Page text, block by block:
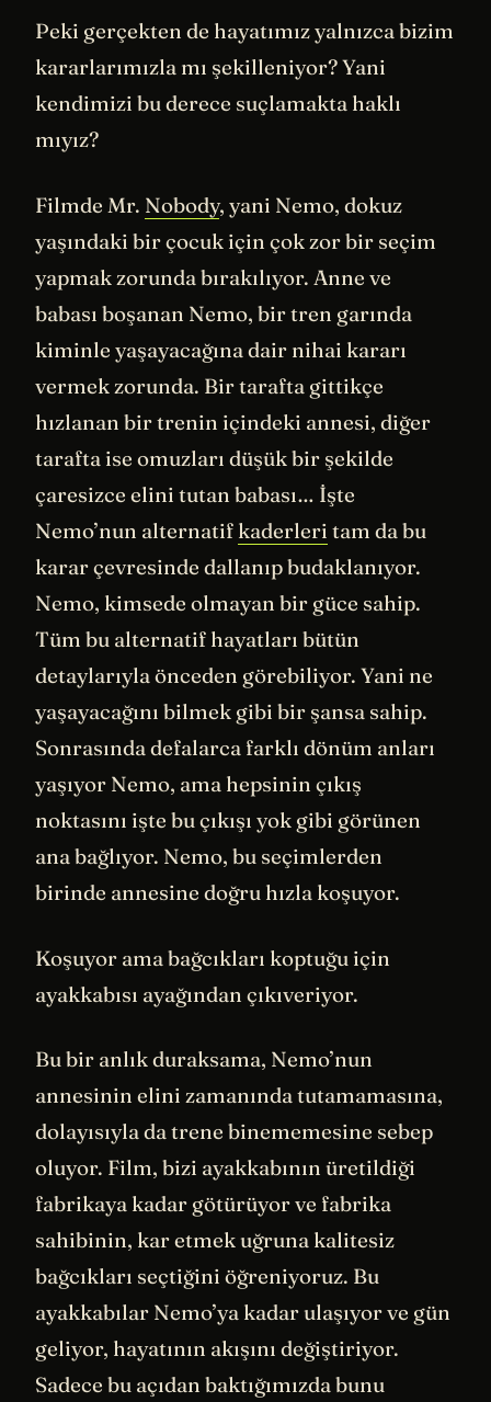
Peki gerçekten de hayatımız yalnızca bizim
kararlarımızla mı şekilleniyor? Yani
kendimizi bu derece suçlamakta haklı
mıyız?
Filmde Mr. Nobody, yani Nemo, dokuz
yaşındaki bir çocuk için çok zor bir seçim
yapmak zorunda bırakılıyor. Anne ve
babası boşanan Nemo, bir tren garında
kiminle yaşayacağına dair nihai kararı
vermek zorunda. Bir tarafta gittikçe
hızlanan bir trenin içindeki annesi, diğer
tarafta ise omuzları düşük bir şekilde
çaresizce elini tutan babası… İşte
Nemo’nun alternatif kaderleri tam da bu
karar çevresinde dallanıp budaklanıyor.
Nemo, kimsede olmayan bir güce sahip.
Tüm bu alternatif hayatları bütün
detaylarıyla önceden görebiliyor. Yani ne
yaşayacağını bilmek gibi bir şansa sahip.
Sonrasında defalarca farklı dönüm anları
yaşıyor Nemo, ama hepsinin çıkış
noktasını işte bu çıkışı yok gibi görünen
ana bağlıyor. Nemo, bu seçimlerden
birinde annesine doğru hızla koşuyor.
Koşuyor ama bağcıkları koptuğu için
ayakkabısı ayağından çıkıveriyor.
Bu bir anlık duraksama, Nemo’nun
annesinin elini zamanında tutamamasına,
dolayısıyla da trene binememesine sebep
oluyor. Film, bizi ayakkabının üretildiği
fabrikaya kadar götürüyor ve fabrika
sahibinin, kar etmek uğruna kalitesiz
bağcıkları seçtiğini öğreniyoruz. Bu
ayakkabılar Nemo’ya kadar ulaşıyor ve gün
geliyor, hayatının akışını değiştiriyor.
Sadece bu açıdan baktığımızda bunu